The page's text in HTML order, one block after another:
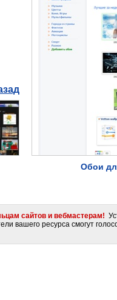
Обои
сайтов и вебмастерам!
вашего ресурса смогут